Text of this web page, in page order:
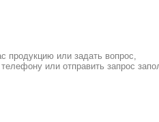
продукцию или задать вопрос,
или отправить запрос